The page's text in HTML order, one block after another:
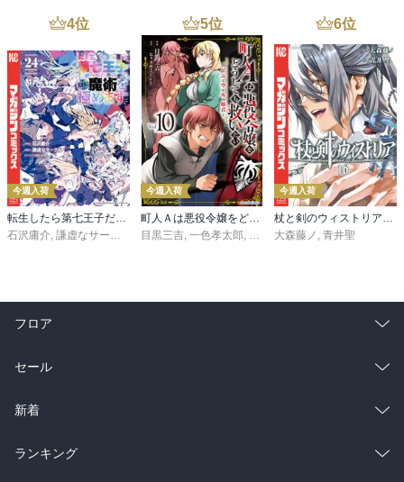
4位
今週入荷
転生したら第七王子だったので、気ままに魔術を極めます（２４）
石沢庸介, 謙虚なサークル メル。
5位
今週入荷
町人Ａは悪役令嬢をどうしても救いたい ～どぶと空と氷の姫君～１０【電子書店共通特典イラスト付】
目黒三吉, 一色孝太郎, Parum
6位
今週入荷
杖と剣のウィストリア（１６）
大森藤ノ , 青井聖
フロア
総合
ラノベ
雑誌・グラビア
セール
総合
ラノベ
新着
総合
ランキング